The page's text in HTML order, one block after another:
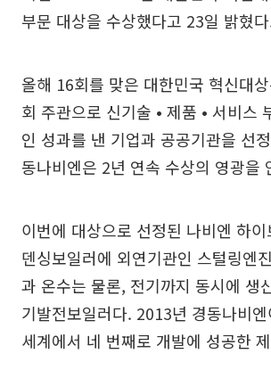
부문 대상을 수상했다고 23일 밝혔
올해 16회를 맞은 대한민국 혁신대
회 주관으로 신기술 • 제품 • 서비스
인 성과를 낸 기업과 공공기관을 선
동나비엔은 2년 연속 수상의 영광을
이번에 대상으로 선정된 나비엔 하
덴싱보일러에 외연기관인 스털링엔
과 온수는 물론, 전기까지 동시에 생
기발전보일러다. 2013년 경동나비
세계에서 네 번째로 개발에 성공한